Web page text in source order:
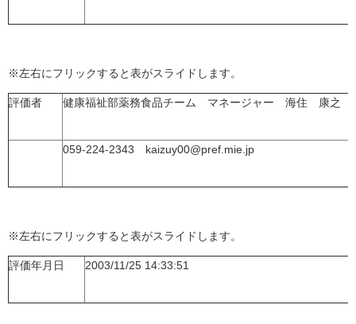
※左右にフリックすると表がスライドします。
評価者 健康福祉部薬務食品チーム マネージャー 海住 康之
059-224-2343 kaizuy00@pref.mie.jp
※左右にフリックすると表がスライドします。
評価年月日 2003/11/25 14:33:51